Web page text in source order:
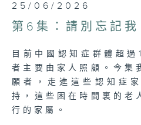
25/06/2026
第6集：請別忘記我
目前中國認知症群體超
者主要由家人照顧。今集
願者，走進這些認知症
持，這些困在時間裏的老
行的家屬。